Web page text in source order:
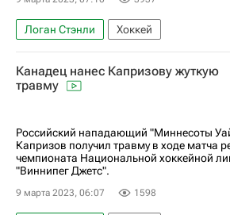
Логан Стэнли
Хоккей
Национальная хоккейная лига (НХЛ)
Миннесота Уайлд
Виннипег Джетс
Материалы РИА Спорт
Авторы РИА Новости Спорт
Канадец нанес Капризову жуткую
травму
Российский нападающий "Миннесоты
Капризов получил травму в ходе матча
чемпионата Национальной хоккейной
"Виннипег Джетс".
9 марта 2023, 06:07 1598